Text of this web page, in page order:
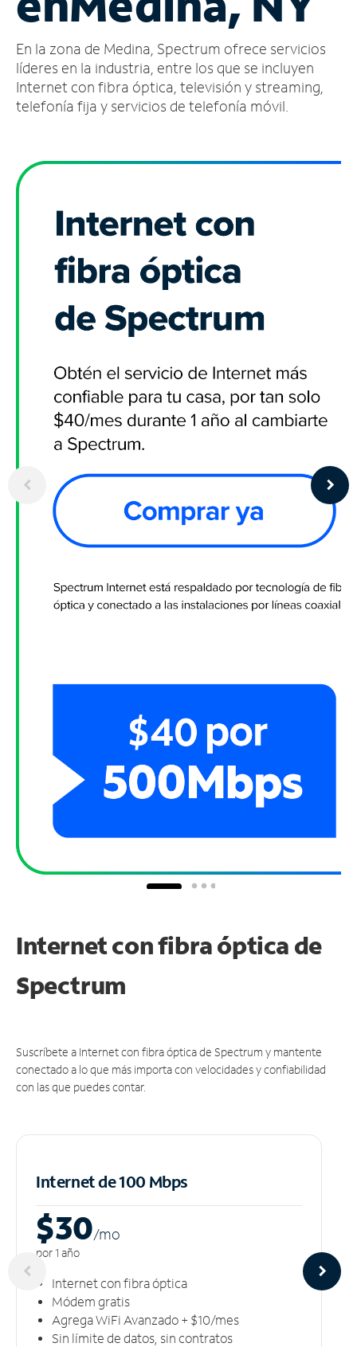
cuenta
Encuentra
una
tienda
En la zona de Medina, Spectrum ofrece servicios
líderes en la industria, entre los que se incluyen
Internet con fibra óptica, televisión y streaming,
telefonía fija y servicios de telefonía móvil.
Internet con fibra óptica de
Spectrum
Suscríbete a Internet con fibra óptica de Spectrum y mantente
conectado a lo que más importa con velocidades y confiabilidad
con las que puedes contar.
Internet de 100 Mbps
$30/mo
por 1 año
Internet con fibra óptica
Módem gratis
Agrega WiFi Avanzado + $10/mes
Sin límite de datos, sin contratos